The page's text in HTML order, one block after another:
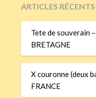
ARTICLES RÉCENTS
Tete de souverain
BRETAGNE
X couronne (deux
FRANCE